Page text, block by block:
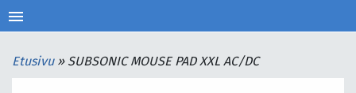
menu
Etusivu »SUBSONIC MOUSE PAD XXL AC/DC